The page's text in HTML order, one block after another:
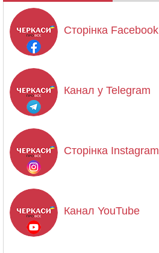
Сторінка Facebook
Канал у Telegram
Сторінка Instagram
Канал YouTube